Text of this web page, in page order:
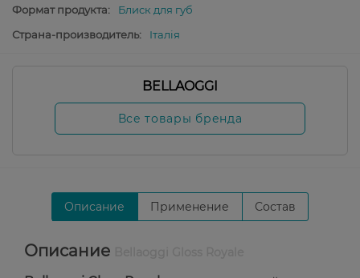
Формат продукта:
Блиск для губ
Страна-производитель:
Італія
BELLAOGGI
Все товары бренда
Описание Применение Состав
Описание